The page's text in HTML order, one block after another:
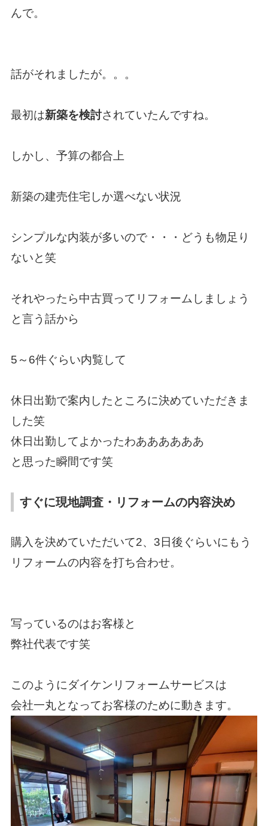
んで。
話がそれましたが。。。
最初は新築を検討されていたんですね。
しかし、予算の都合上
新築の建売住宅しか選べない状況
シンプルな内装が多いので・・・どうも物足り
ないと笑
それやったら中古買ってリフォームしましょう
と言う話から
5～6件ぐらい内覧して
休日出勤で案内したところに決めていただきま
した笑
休日出勤してよかったわああああああ
と思った瞬間です笑
すぐに現地調査・リフォームの内容決め
購入を決めていただいて2、3日後ぐらいにもう
リフォームの内容を打ち合わせ。
写っているのはお客様と
弊社代表です笑
このようにダイケンリフォームサービスは
会社一丸となってお客様のために動きます。